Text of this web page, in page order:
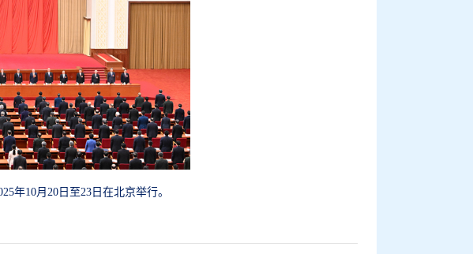
年10月20日至23日在北京举行。